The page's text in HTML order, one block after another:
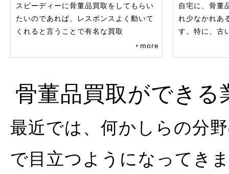
スピーディーに骨董品買取をしてもらい
たいのであれば、レスポンスよく動いて
くれると言うことで有名な買取
more
自宅に、骨董
れ少なかれあ
す。特に、古
骨董品買取ができ
最近では、何かしらの分
で目立つようになってき